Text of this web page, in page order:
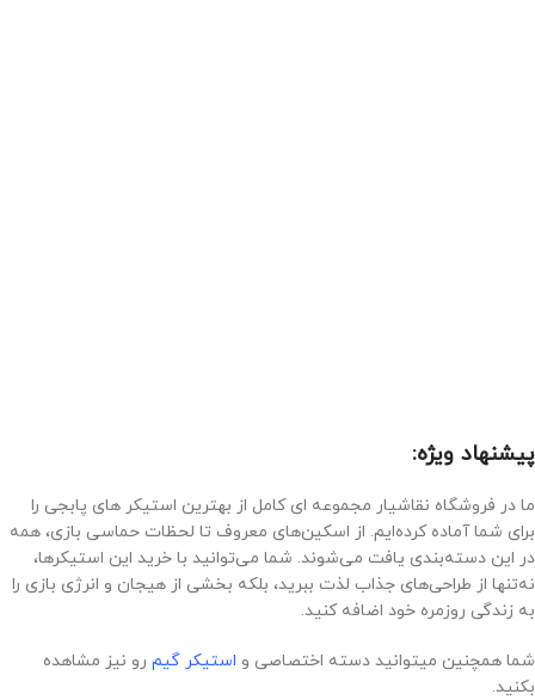
پیشنهاد ویژه:
ما در فروشگاه نقاشیار مجموعه‌ ای کامل از بهترین استیکر های پابجی را
برای شما آماده کرده‌ایم. از اسکین‌های معروف تا لحظات حماسی بازی، همه
در این دسته‌بندی یافت می‌شوند. شما می‌توانید با خرید این استیکرها،
نه‌تنها از طراحی‌های جذاب لذت ببرید، بلکه بخشی از هیجان و انرژی بازی را
به زندگی روزمره خود اضافه کنید.
شما همچنین میتوانید دسته اختصاصی و استیکر گیم رو نیز مشاهده
بکنید.